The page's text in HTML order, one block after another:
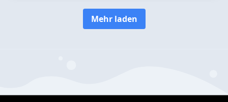
Mehr laden